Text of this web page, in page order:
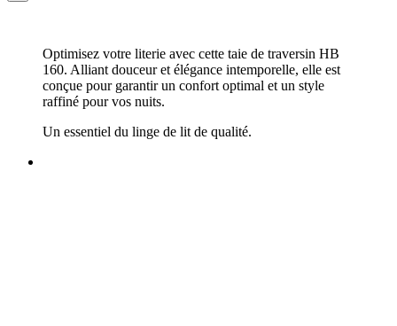
Optimisez votre literie avec cette taie de traversin HB
160. Alliant douceur et élégance intemporelle, elle est
conçue pour garantir un confort optimal et un style
raffiné pour vos nuits.
Un essentiel du linge de lit de qualité.